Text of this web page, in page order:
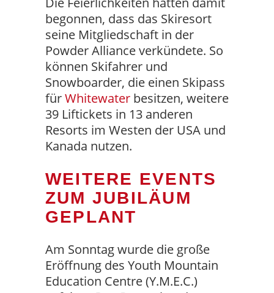
begonnen, dass das Skiresort
seine Mitgliedschaft in der
Powder Alliance verkündete. So
können Skifahrer und
Snowboarder, die einen Skipass
fürWhitewater besitzen, weitere
39 Liftickets in 13 anderen
Resorts im Westen der USA und
Kanada nutzen.
WEITERE EVENTS
ZUM JUBILÄUM
GEPLANT
Am Sonntag wurde die große
Eröffnung des Youth Mountain
Education Centre (Y.M.E.C.)